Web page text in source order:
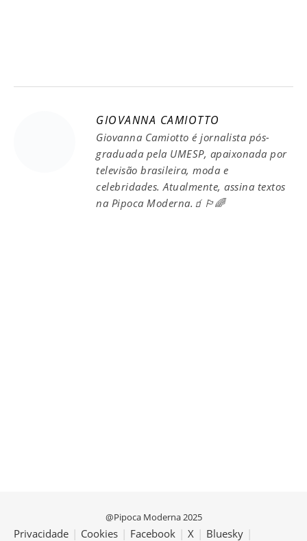
GIOVANNA CAMIOTTO
Giovanna Camiotto é jornalista pós-
graduada pela UMESP, apaixonada por
televisão brasileira, moda e
celebridades. Atualmente, assina textos
na Pipoca Moderna.🧃🏳️‍🌈
@Pipoca Moderna 2025
Privacidade | Cookies | Facebook | X | Bluesky |